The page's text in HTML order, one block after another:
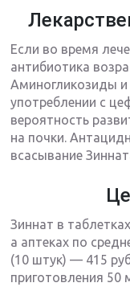
Если во время
антибиотика
Аминогликозиды
употреблении с
вероятность
на почки.
всасывание
Зиннат в
а аптеках по
(10 штук) — 415
приготовления 50